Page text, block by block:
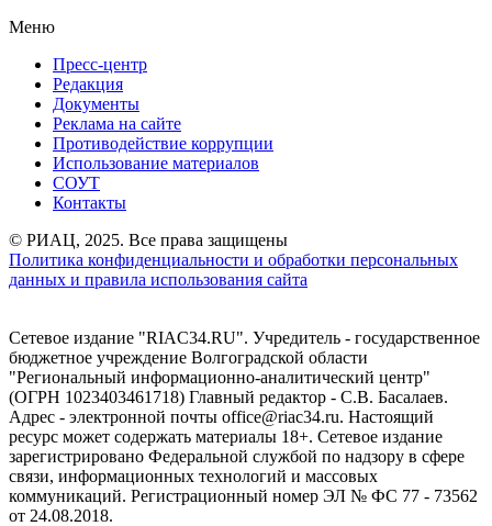
Меню
Пресс-центр
Редакция
Документы
Реклама на сайте
Противодействие коррупции
Использование материалов
СОУТ
Контакты
© РИАЦ, 2025. Все права защищены
Политика конфиденциальности и обработки персональных
данных и правила использования сайта
Сетевое издание "RIAC34.RU". Учредитель - государственное
бюджетное учреждение Волгоградской области
"Региональный информационно-аналитический центр"
(ОГРН 1023403461718) Главный редактор - С.В. Басалаев.
Адрес - электронной почты office@riac34.ru. Настоящий
ресурс может содержать материалы 18+. Сетевое издание
зарегистрировано Федеральной службой по надзору в сфере
связи, информационных технологий и массовых
коммуникаций. Регистрационный номер ЭЛ № ФС 77 - 73562
от 24.08.2018.